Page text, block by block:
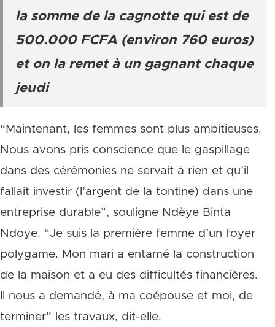
la somme de la cagnotte qui est de
500.000 FCFA (environ 760 euros)
et on la remet à un gagnant chaque
jeudi
“Maintenant, les femmes sont plus ambitieuses.
Nous avons pris conscience que le gaspillage
dans des cérémonies ne servait à rien et qu’il
fallait investir (l’argent de la tontine) dans une
entreprise durable”, souligne Ndèye Binta
Ndoye. “Je suis la première femme d’un foyer
polygame. Mon mari a entamé la construction
de la maison et a eu des difficultés financières.
Il nous a demandé, à ma coépouse et moi, de
terminer” les travaux, dit-elle.